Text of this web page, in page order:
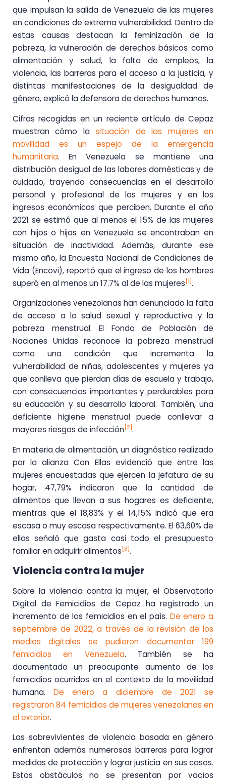
que impulsan la salida de Venezuela de las mujeres
en condiciones de extrema vulnerabilidad. Dentro de
estas causas destacan la feminización de la
pobreza, la vulneración de derechos básicos como
alimentación y salud, la falta de empleos, la
violencia, las barreras para el acceso a la justicia, y
distintas manifestaciones de la desigualdad de
género, explicó la defensora de derechos humanos.
Cifras recogidas en un reciente artículo de Cepaz
muestran cómo lasituación de las mujeres en
movilidad es un espejo de la emergencia
humanitaria. En Venezuela se mantiene una
distribución desigual de las labores domésticas y de
cuidado, trayendo consecuencias en el desarrollo
personal y profesional de las mujeres y en los
ingresos económicos que perciben. Durante el año
2021 se estimó que al menos el 15% de las mujeres
con hijos o hijas en Venezuela se encontraban en
situación de inactividad. Además, durante ese
mismo año, la Encuesta Nacional de Condiciones de
Vida (Encovi), reportó que el ingreso de los hombres
superó en al menos un 17.7% al de las mujeres [1].
Organizaciones venezolanas han denunciado la falta
de acceso a la salud sexual y reproductiva y la
pobreza menstrual. El Fondo de Población de
Naciones Unidas reconoce la pobreza menstrual
como una condición que incrementa la
vulnerabilidad de niñas, adolescentes y mujeres ya
que conlleva que pierdan días de escuela y trabajo,
con consecuencias importantes y perdurables para
su educación y su desarrollo laboral. También, una
deficiente higiene menstrual puede conllevar a
mayores riesgos de infección[2].
En materia de alimentación, un diagnóstico realizado
por la alianza Con Ellas evidenció que entre las
mujeres encuestadas que ejercen la jefatura de su
hogar, 47,79% indicaron que la cantidad de
alimentos que llevan a sus hogares es deficiente,
mientras que el 18,83% y el 14,15% indicó que era
escasa o muy escasa respectivamente. El 63,60% de
ellas señaló que gasta casi todo el presupuesto
familiar en adquirir alimentos [3].
Violencia contra la mujer
Sobre la violencia contra la mujer, el Observatorio
Digital de Femicidios de Cepaz ha registrado un
incremento de los femicidios en el país. De enero a
septiembre de 2022, a través de la revisión de los
medios digitales se pudieron documentar 199
femicidios en Venezuela. También se ha
documentado un preocupante aumento de los
femicidios ocurridos en el contexto de la movilidad
humana.De enero a diciembre de 2021 se
registraron 84 femicidios de mujeres venezolanas en
el exterior.
Las sobrevivientes de violencia basada en género
enfrentan además numerosas barreras para lograr
medidas de protección y lograr justicia en sus casos.
Estos obstáculos no se presentan por vacíos